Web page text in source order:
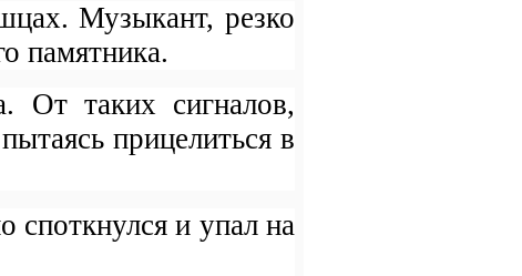
Музыкант, резко
памятника.
таких сигналов,
прицелиться в
споткнулся и упал на